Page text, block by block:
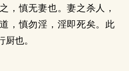
，慎无妻也。妻之杀人，
，慎勿淫，淫即死矣。此
也。